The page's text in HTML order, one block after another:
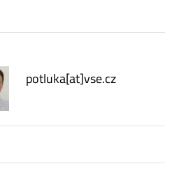
potluka[at]vse.cz